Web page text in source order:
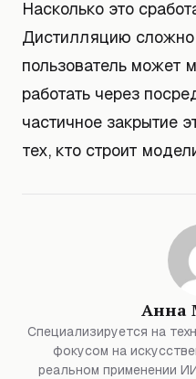
Насколько это
Дистилляцию сложно
пользователь может
работать через
частичное закрытие
тех, кто строит
Анна
Специализируется на
фокусом на
реальном применении